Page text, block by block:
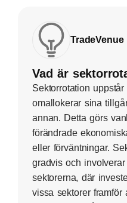
TradeVenue
Vad är
Sektorrotation
omallokerar sina
annan. Detta görs
förändrade
eller förväntningar.
gradvis och
sektorerna, där
vissa sektorer framför